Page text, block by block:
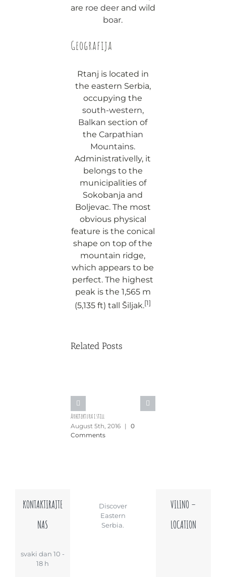
are roe deerand wild
boar.
Geografija
Rtanj is located in
the eastern Serbia,
occupying the
south-western,
Balkan section of
the Carpathian
Mountains.
Administrativelly, it
belongs to the
municipalities of
Sokobanja and
Boljevac. The most
obvious physical
feature is the conical
shape on top of the
mountain ridge,
which appears to be
perfect. The highest
peak is the 1,565 m
(5,135 ft) tall Šiljak.[1]
Related Posts
Arhitektura i still
August 5th, 2016 |
0
Comments
KONTAKTIRAJTE
NAS
svaki dan 10 -
18 h
Discover
Eastern
Serbia.
VILINO –
LOCATION